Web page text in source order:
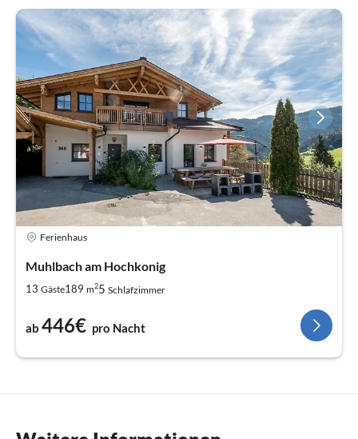
Ferienhaus
Muhlbach am Hochkonig
13 Gäste189 m25 Schlafzimmer
ab 446€ pro Nacht